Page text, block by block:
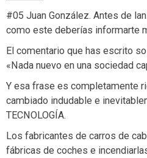
#05 Juan González. Antes de
como este deberías informarte
El comentario que has escrito
«Nada nuevo en una sociedad
Y esa frase es completamente
cambiado indudable e
TECNOLOGÍA.
Los fabricantes de carros de
fábricas de coches e